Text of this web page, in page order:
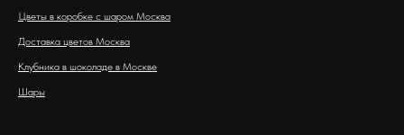
Цветы в коробке с шаром Москва
Доставка цветов Москва
Клубника в шоколаде в Москве
Шары